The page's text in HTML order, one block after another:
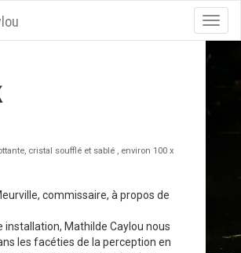
Toggle
cristal soufflé et sablé , environ 100 x
commissaire, à propos de
installation, Mathilde Caylou nous
les facéties de la perception en